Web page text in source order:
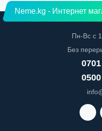
Neme.kg - Интернет
Пн-Вс с
Без